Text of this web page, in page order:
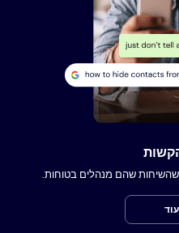
שהשיחות שהם מנהלים בטוחות.